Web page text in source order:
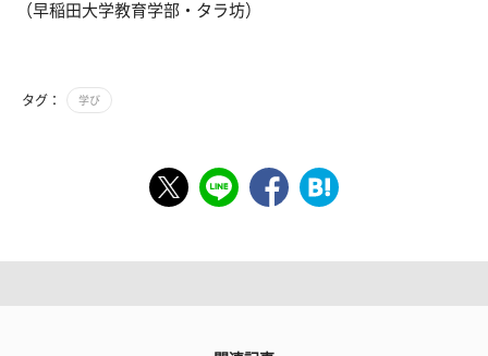
（早稲田大学教育学部・タラ坊）
タグ： 学び